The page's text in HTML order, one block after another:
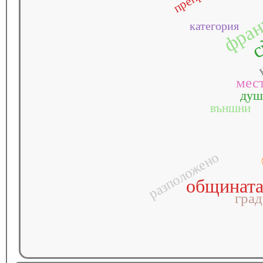
общината
разположено
външни
категория